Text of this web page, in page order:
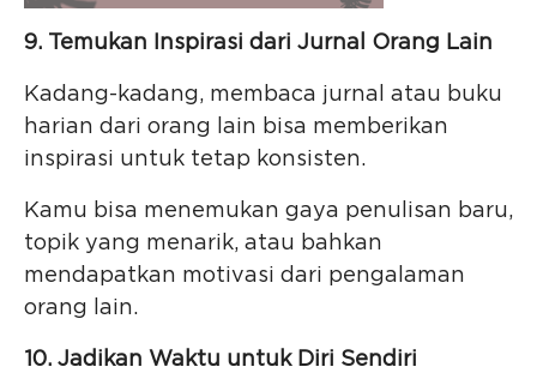
9. Temukan Inspirasi dari Jurnal Orang Lain
Kadang-kadang, membaca jurnal atau buku
harian dari orang lain bisa memberikan
inspirasi untuk tetap konsisten.
Kamu bisa menemukan gaya penulisan baru,
topik yang menarik, atau bahkan
mendapatkan motivasi dari pengalaman
orang lain.
10. Jadikan Waktu untuk Diri Sendiri